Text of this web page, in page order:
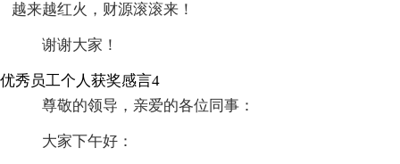
越来越红火，财源滚滚来！
谢谢大家！
优秀员工个人获奖感言4
尊敬的领导，亲爱的各位同事：
大家下午好：